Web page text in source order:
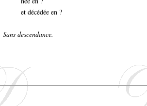
et décédée en ?
Sans descendance.